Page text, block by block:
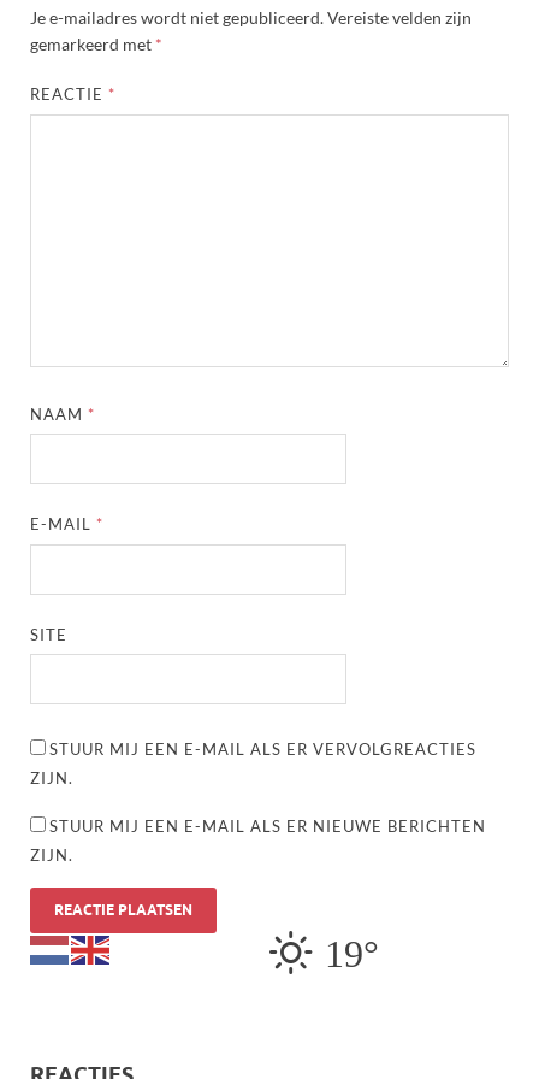
Je e-mailadres wordt niet gepubliceerd.Vereiste velden zijn
gemarkeerd met *
REACTIE *
NAAM *
E-MAIL *
SITE
STUUR MIJ EEN E-MAIL ALS ER VERVOLGREACTIES
ZIJN.
STUUR MIJ EEN E-MAIL ALS ER NIEUWE BERICHTEN
ZIJN.
19°